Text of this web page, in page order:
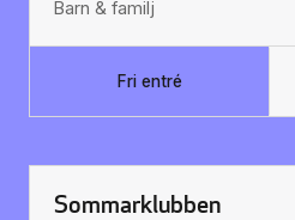
Barn & familj
Fri entré
Sommarklubben